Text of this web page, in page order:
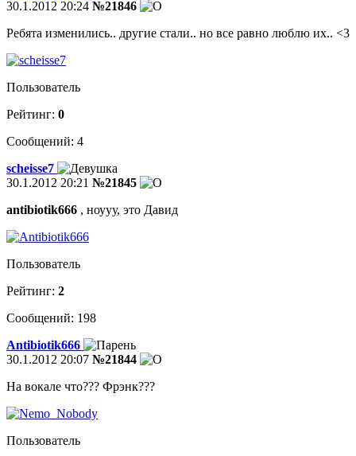
30.1.2012 20:24 №21846
Ребята изменились.. другие стали.. но все равно люблю их.. <3
Пользователь
Рейтинг: 0
Сообщений: 4
scheisse7
30.1.2012 20:21 №21845
antibiotik666 , ноууу, это Давид
Пользователь
Рейтинг: 2
Сообщений: 198
Antibiotik666
30.1.2012 20:07 №21844
На вокале что??? Фрэнк???
Пользователь